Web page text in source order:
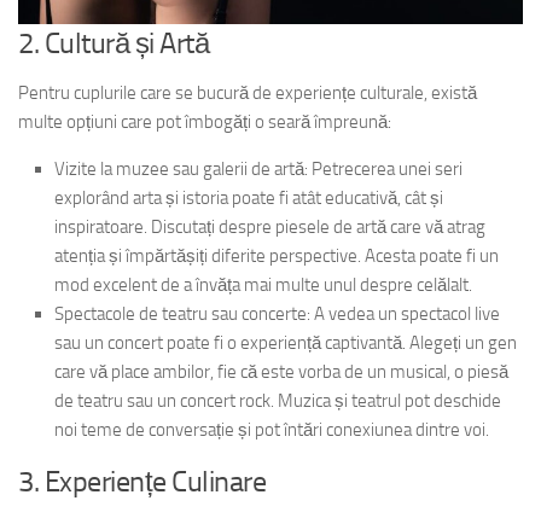
2. Cultură și Artă
Pentru cuplurile care se bucură de experiențe culturale, există
multe opțiuni care pot îmbogăți o seară împreună:
Vizite la muzee sau galerii de artă: Petrecerea unei seri
explorând arta și istoria poate fi atât educativă, cât și
inspiratoare. Discutați despre piesele de artă care vă atrag
atenția și împărtășiți diferite perspective. Acesta poate fi un
mod excelent de a învăța mai multe unul despre celălalt.
Spectacole de teatru sau concerte: A vedea un spectacol live
sau un concert poate fi o experiență captivantă. Alegeți un gen
care vă place ambilor, fie că este vorba de un musical, o piesă
de teatru sau un concert rock. Muzica și teatrul pot deschide
noi teme de conversație și pot întări conexiunea dintre voi.
3. Experiențe Culinare